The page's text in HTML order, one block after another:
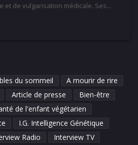
et de vulgarisation médicale. Ses...
du sommeil
A mourir de rire
Article de presse
Bien-être
de l'enfant végétarien
I.G. Intelligence Génétique
Radio
Interview TV